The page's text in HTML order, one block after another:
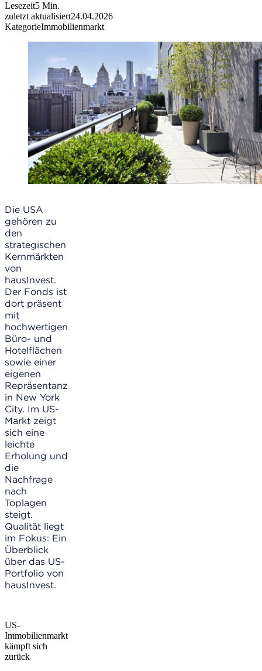
Lesezeit5 Min.
zuletzt aktualisiert24.04.2026
KategorieImmobilienmarkt
Die USA
gehören zu
den
strategischen
Kernmärkten
von
hausInvest.
Der Fonds ist
dort präsent
mit
hochwertigen
Büro- und
Hotelflächen
sowie einer
eigenen
Repräsentanz
in New York
City. Im US-
Markt zeigt
sich eine
leichte
Erholung und
die
Nachfrage
nach
Toplagen
steigt.
Qualität liegt
im Fokus: Ein
Überblick
über das US-
Portfolio von
hausInvest.
US-
Immobilienmarkt
kämpft sich
zurück